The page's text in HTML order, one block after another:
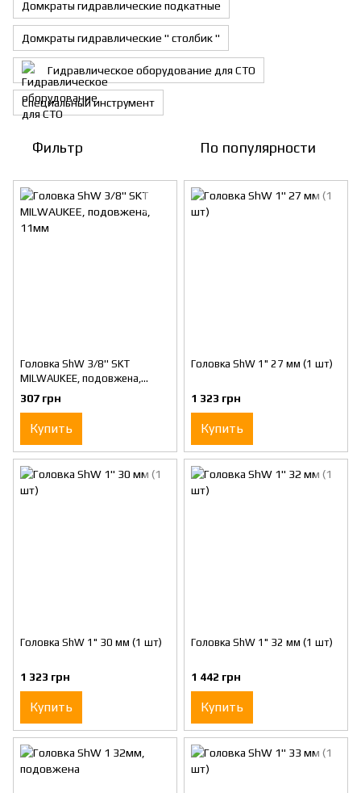
Домкраты гидравлические подкатные
Домкраты гидравлические " столбик "
Гидравлическое оборудование для СТО
Специальный инструмент
Фильтр По популярности
Головка ShW 3/8'' SKT
MILWAUKEE, подовжена,
11мм
307 грн
Купить
Головка ShW 1" 27 мм (1 шт)
1 323 грн
Купить
Головка ShW 1" 30 мм (1 шт)
1 323 грн
Купить
Головка ShW 1" 32 мм (1 шт)
1 442 грн
Купить